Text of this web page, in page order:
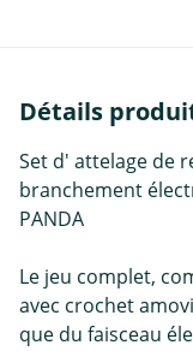
Détails
Set d' attelage de
branchement
PANDA
Le jeu complet,
avec crochet
que du faisceau